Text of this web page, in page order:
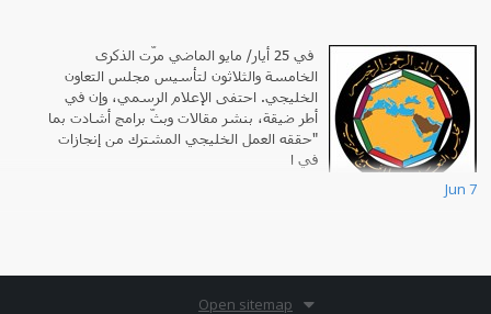
في 25 أيار/ مايو الماضي مرّت الذكرى
الخامسة والثلاثون لتأسيس مجلس التعاون
الخليجي. احتفى الإعلام الرسمي، وإن في
أطر ضيقة، بنشر مقالات وبثّ برامج أشادت بما
"حققه العمل الخليجي المشترك من إنجازات
في ا
Jun 7
Open sitemap